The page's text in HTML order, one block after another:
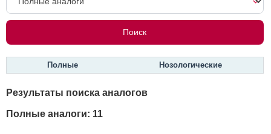
Полные Нозологические
Результаты поиска аналогов
Полные аналоги: 11